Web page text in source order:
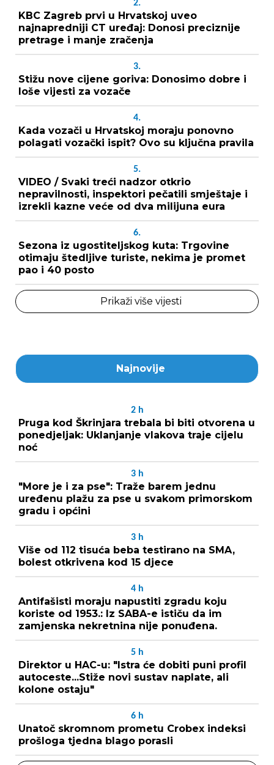
2.
KBC Zagreb prvi u Hrvatskoj uveo
najnapredniji CT uređaj: Donosi preciznije
pretrage i manje zračenja
3.
Stižu nove cijene goriva: Donosimo dobre i
loše vijesti za vozače
4.
Kada vozači u Hrvatskoj moraju ponovno
polagati vozački ispit? Ovo su ključna pravila
5.
VIDEO / Svaki treći nadzor otkrio
nepravilnosti, inspektori pečatili smještaje i
izrekli kazne veće od dva milijuna eura
6.
Sezona iz ugostiteljskog kuta: Trgovine
otimaju štedljive turiste, nekima je promet
pao i 40 posto
Prikaži više vijesti
Najnovije
2 h
Pruga kod Škrinjara trebala bi biti otvorena u
ponedjeljak: Uklanjanje vlakova traje cijelu
noć
3 h
"More je i za pse": Traže barem jednu
uređenu plažu za pse u svakom primorskom
gradu i općini
3 h
Više od 112 tisuća beba testirano na SMA,
bolest otkrivena kod 15 djece
4 h
Antifašisti moraju napustiti zgradu koju
koriste od 1953.: Iz SABA-e ističu da im
zamjenska nekretnina nije ponuđena.
5 h
Direktor u HAC-u: "Istra će dobiti puni profil
autoceste...Stiže novi sustav naplate, ali
kolone ostaju"
6 h
Unatoč skromnom prometu Crobex indeksi
prošloga tjedna blago porasli